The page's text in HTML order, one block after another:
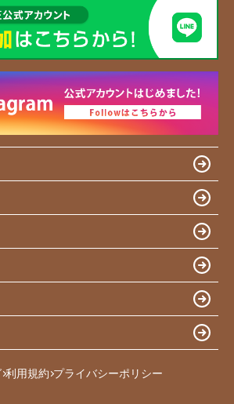
利用規約 プライバシーポリシー